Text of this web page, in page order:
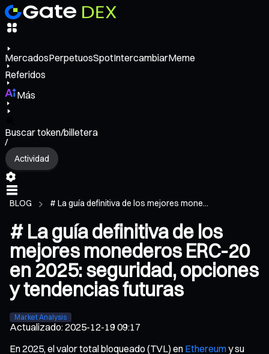
MercadosPerpetuosSpotIntercambiarMeme
Referidos
Más
Buscar token/billetera
/
Actividad
BLOG # La guía definitiva de los mejores mone...
# La guía definitiva de los
mejores monederos ERC-20
en 2025: seguridad, opciones
y tendencias futuras
Market Analysis
Actualizado:2025-12-19 09:17
En 2025, el valor total bloqueado (TVL) en Ethereumy su